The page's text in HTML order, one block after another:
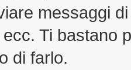
messaggi
Ti bastano
di farlo.